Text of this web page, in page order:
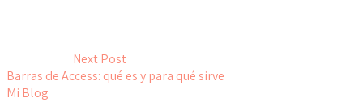
Next Post
Barras de Access: qué es y para qué sirve
Mi Blog